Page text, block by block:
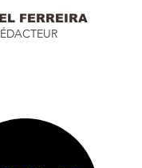
FERREIRA